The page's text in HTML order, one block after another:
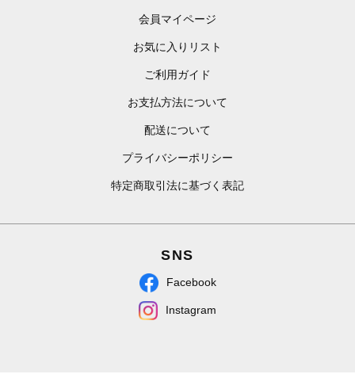
会員マイページ
お気に入りリスト
ご利用ガイド
お支払方法について
配送について
プライバシーポリシー
特定商取引法に基づく表記
SNS
Facebook
Instagram